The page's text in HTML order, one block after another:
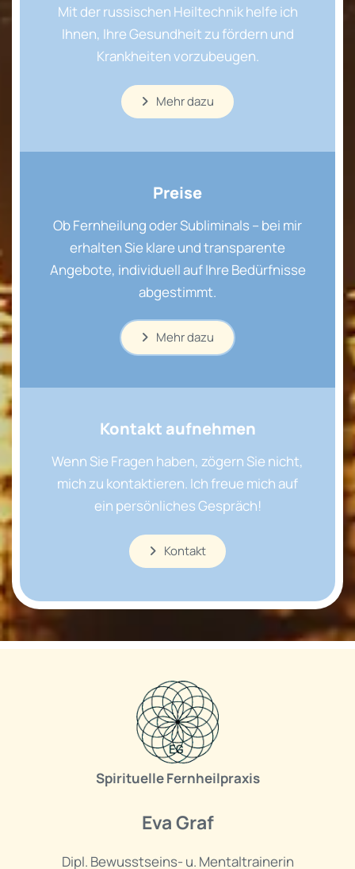
Mit der russischen Heiltechnik helfe ich
Ihnen, Ihre Gesundheit zu fördern und
Krankheiten vorzubeugen.
Mehr dazu
Preise
Ob Fernheilung oder Subliminals – bei mir
erhalten Sie klare und transparente
Angebote, individuell auf Ihre Bedürfnisse
abgestimmt.
Mehr dazu
Kontakt aufnehmen
Wenn Sie Fragen haben, zögern Sie nicht,
mich zu kontaktieren. Ich freue mich auf
ein persönliches Gespräch!
Kontakt
Spirituelle Fernheilpraxis
Eva Graf
Dipl. Bewusstseins- u. Mentaltrainerin